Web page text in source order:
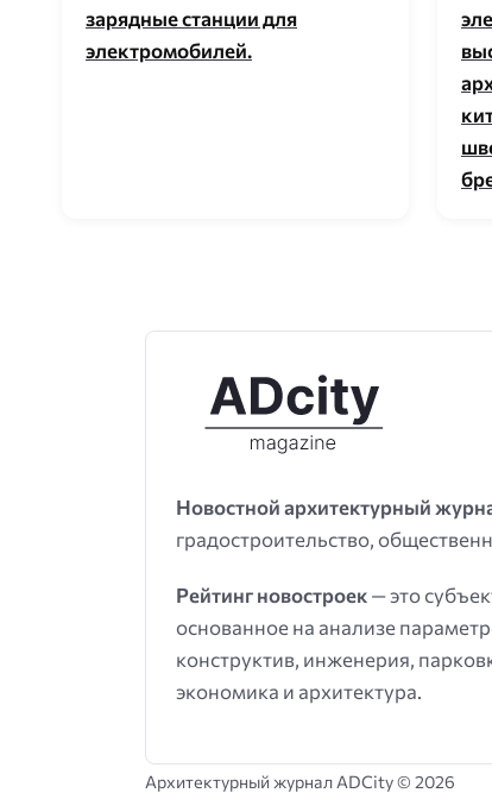
зарядные станции для
электромобилей.
Новостной архитектурный
градостроительство,
Рейтинг новостроек — это
основанное на анализе
конструктив, инженерия,
экономика и архитектура.
Архитектурный журнал ADCity © 2026